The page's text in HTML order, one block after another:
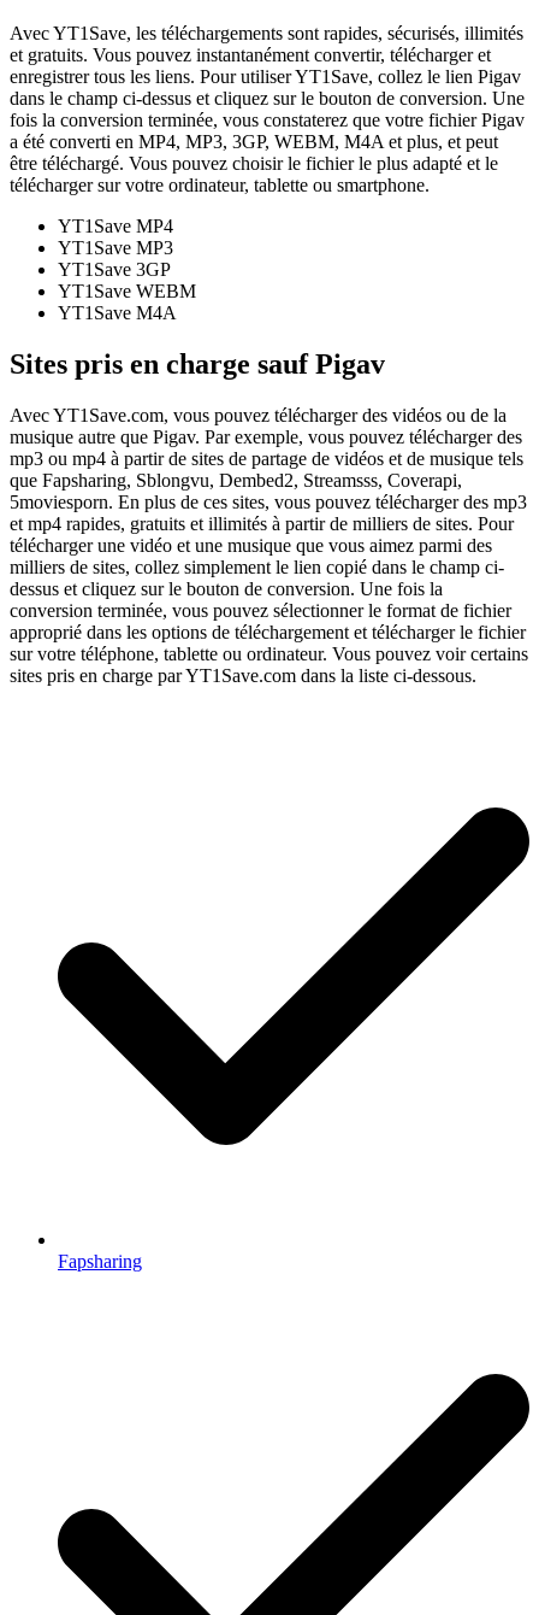
Avec YT1Save, les téléchargements sont rapides, sécurisés, illimités
et gratuits. Vous pouvez instantanément convertir, télécharger et
enregistrer tous les liens. Pour utiliser YT1Save, collez le lien Pigav
dans le champ ci-dessus et cliquez sur le bouton de conversion. Une
fois la conversion terminée, vous constaterez que votre fichier Pigav
a été converti en MP4, MP3, 3GP, WEBM, M4A et plus, et peut
être téléchargé. Vous pouvez choisir le fichier le plus adapté et le
télécharger sur votre ordinateur, tablette ou smartphone.
YT1Save MP4
YT1Save MP3
YT1Save 3GP
YT1Save WEBM
YT1Save M4A
Sites pris en charge sauf Pigav
Avec YT1Save.com, vous pouvez télécharger des vidéos ou de la
musique autre que Pigav. Par exemple, vous pouvez télécharger des
mp3 ou mp4 à partir de sites de partage de vidéos et de musique tels
que Fapsharing, Sblongvu, Dembed2, Streamsss, Coverapi,
5moviesporn. En plus de ces sites, vous pouvez télécharger des mp3
et mp4 rapides, gratuits et illimités à partir de milliers de sites. Pour
télécharger une vidéo et une musique que vous aimez parmi des
milliers de sites, collez simplement le lien copié dans le champ ci-
dessus et cliquez sur le bouton de conversion. Une fois la
conversion terminée, vous pouvez sélectionner le format de fichier
approprié dans les options de téléchargement et télécharger le fichier
sur votre téléphone, tablette ou ordinateur. Vous pouvez voir certains
sites pris en charge par YT1Save.com dans la liste ci-dessous.
Fapsharing